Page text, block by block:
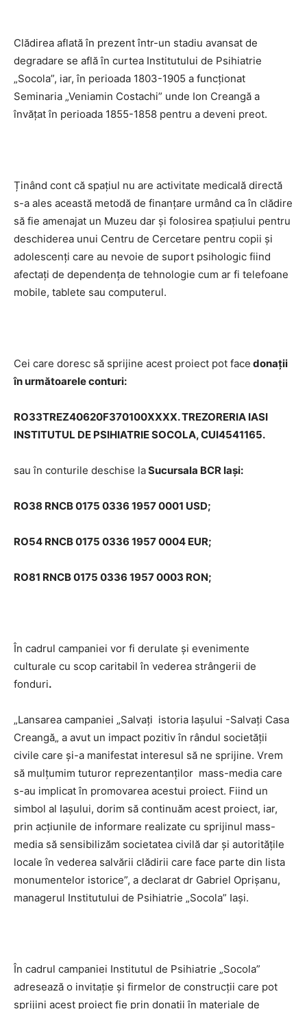
Clădirea aflată în prezent într-un stadiu avansat de
degradare se află în curtea Institutului de Psihiatrie
„Socola”, iar, în perioada 1803-1905 a funcţionat
Seminaria „Veniamin Costachi” unde Ion Creangă a
învăţat în perioada 1855-1858 pentru a deveni preot.
Ținând cont că spațiul nu are activitate medicală directă
s-a ales această metodă de finanțare urmând ca în clădire
să fie amenajat un Muzeu dar și folosirea spațiului pentru
deschiderea unui Centru de Cercetare pentru copii și
adolescenți care au nevoie de suport psihologic fiind
afectați de dependența de tehnologie cum ar fi telefoane
mobile, tablete sau computerul.
Cei care doresc să sprijine acest proiect pot face donații
în următoarele conturi:
RO33TREZ40620F370100XXXX. TREZORERIA IASI
INSTITUTUL DE PSIHIATRIE SOCOLA, CUI4541165.
sau în conturile deschise laSucursala BCR Iași:
RO38 RNCB 0175 0336 1957 0001 USD;
RO54 RNCB 0175 0336 1957 0004 EUR;
RO81 RNCB 0175 0336 1957 0003 RON;
În cadrul campaniei vor fi derulate și evenimente
culturale cu scop caritabil în vederea strângerii de
fonduri.
„Lansarea campaniei „Salvați istoria Iașului -Salvați Casa
Creangă„ a avut un impact pozitiv în rândul societății
civile care și-a manifestat interesul să ne sprijine. Vrem
să mulțumim tuturor reprezentanților mass-media care
s-au implicat în promovarea acestui proiect. Fiind un
simbol al Iașului, dorim să continuăm acest proiect, iar,
prin acțiunile de informare realizate cu sprijinul mass-
media să sensibilizăm societatea civilă dar și autoritățile
locale în vederea salvării clădirii care face parte din lista
monumentelor istorice”, a declarat dr Gabriel Oprișanu,
managerul Institutului de Psihiatrie „Socola” Iași.
În cadrul campaniei Institutul de Psihiatrie „Socola”
adresează o invitație și firmelor de construcții care pot
sprijini acest proiect fie prin donații în materiale de